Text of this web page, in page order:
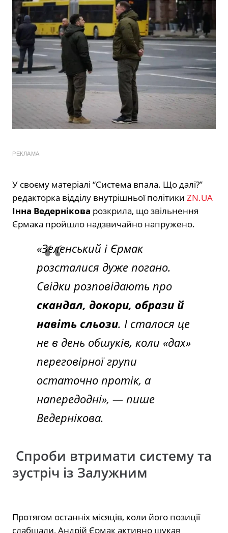
РЕКЛАМА
У своєму матеріалі “Система впала. Що далі?”
редакторка відділу внутрішньої політики ZN.UA
Інна Ведернікова розкрила, що звільнення
Єрмака пройшло надзвичайно напружено.
«Зеленський і Єрмак
розсталися дуже погано.
Свідки розповідають про
скандал, докори, образи й
навіть сльози. І сталося це
не в день обшуків, коли «дах»
переговірної групи
остаточно протік, а
напередодні», — пише
Ведернікова.
Спроби втримати систему та
зустріч із Залужним
Протягом останніх місяців, коли його позиції
слабшали, Андрій Єрмак активно шукав